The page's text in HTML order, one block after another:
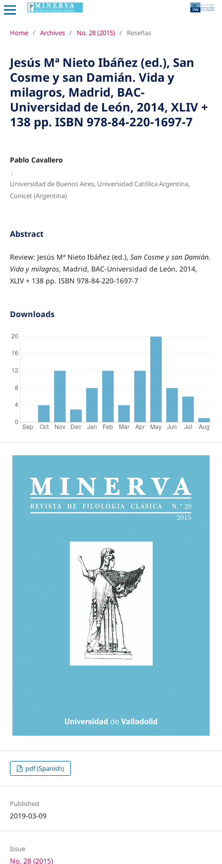
Home / Archives / No. 28 (2015) / Reseñas
Jesús Mª Nieto Ibáñez (ed.), San
Cosme y san Damián. Vida y
milagros, Madrid, BAC-
Universidad de León, 2014, XLIV +
138 pp. ISBN 978-84-220-1697-7
Pablo Cavallero
,
Universidad de Buenos Aires, Universidad Católica Argentina,
Conicet (Argentina)
Abstract
Review: Jesús Mª Nieto Ibáñez (ed.), San Cosme y san Damián.
Vida y milagros, Madrid, BAC-Universidad de León, 2014,
XLIV + 138 pp. ISBN 978-84-220-1697-7
Downloads
pdf (Spanish)
Published
2019-03-09
Issue
No. 28 (2015)